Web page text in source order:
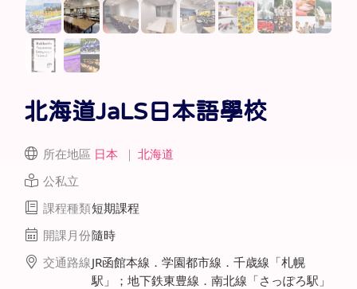
北海道JaLS日本語學校
所在地區 日本 ｜ 北海道
公私立
課程種類短期課程
開課月份隨時
交通路線JR函館本線．学園都市線．千歳線「札幌
駅」；地下鉄東豊線．南北線「さっぽろ駅」